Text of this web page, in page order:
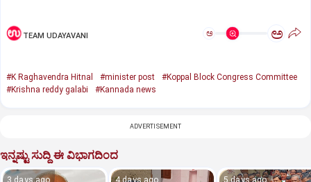
TEAM UDAYAVANI ಅ ಅ
#K Raghavendra Hitnal #minister post
#Koppal Block Congress Committee
#Krishna reddy galabi
#Kannada news
ADVERTISEMENT
ಇನ್ನಷ್ಟು ಸುದ್ದಿ ಈ ವಿಭಾಗದಿಂದ
3 days ago 4 days ago 5 days ago